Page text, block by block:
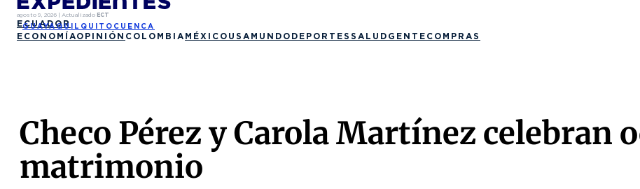
agosto 9, 2026 | Actualizado ECT
ECUADOR
GUAYAQUIL QUITO CUENCA
ECONOMÍAOPINIÓN COLOMBIA MÉXICO USA MUNDO DEPORTES SALUD GENTE COMPRAS
Checo Pérez y Carola Martínez celebran
matrimonio